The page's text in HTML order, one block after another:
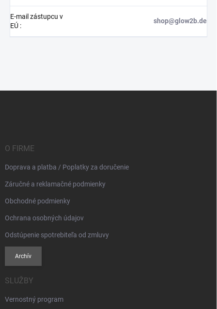
E-mail zástupcu v
EÚ :
shop@glow2b.de
O FIRME
Doprava a platba / Poplatky za doručenie
Záručné a reklamačné podmienky
Obchodné podmienky
Ochrana osobných údajov
Odstúpenie spotrebiteľa od zmluvy
Archív
SLUŽBY
Vernostný program